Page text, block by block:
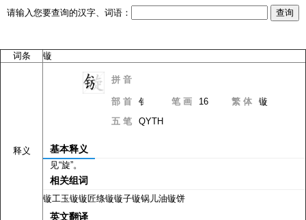
请输入您要查询的汉字、词语：
词条 镟
释义
拼 音
xuàn
部 首 钅 笔 画 16 繁 体
镟
五 笔
QYTH
基本释义
见“旋”。
相关组词
镟工玉镟镟匠绦镟镟子镟锅儿油镟饼
英文翻译